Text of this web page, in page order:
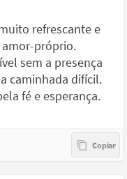
refrescante e
próprio.
sem a presença
caminhada difícil.
fé e esperança.